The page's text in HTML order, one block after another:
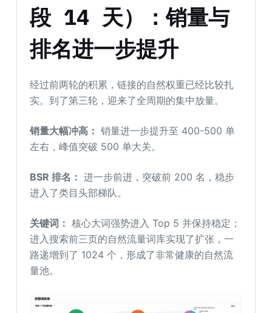
段 14 天）：销量与
排名进一步提升
经过前两轮的积累，链接的自然权重已经比较扎
实。到了第三轮，迎来了全周期的集中放量。
销量大幅冲高： 销量进一步提升至 400-500 单
左右，峰值突破 500 单大关。
BSR 排名： 进一步前进，突破前 200 名，稳步
进入了类目头部梯队。
关键词 ： 核心大词强势进入 Top 5 并保持稳定；
进入搜索前三页的自然流量词库实现了扩张，一
路递增到了 1024 个，形成了非常健康的自然流
量池。